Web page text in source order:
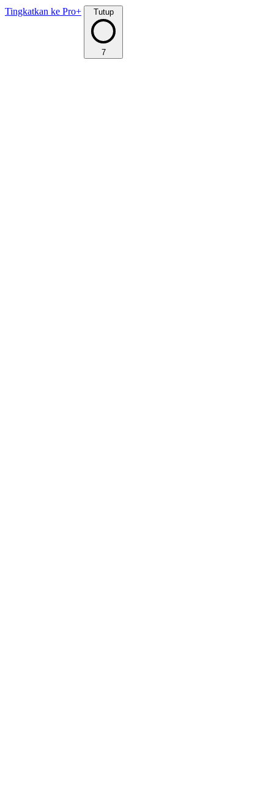
Tingkatkan ke Pro+ Tutup
7